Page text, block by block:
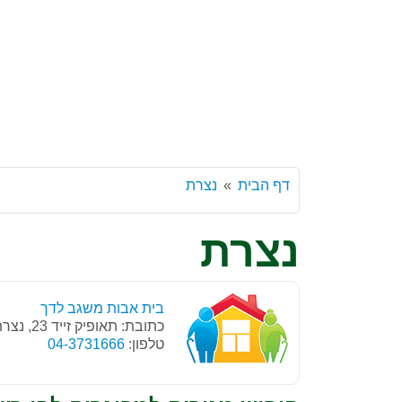
דף הבית נצרת
נצרת
בית אבות משגב לדך
כתובת: תאופיק זייד 23, נצרת
טלפון: 04-3731666